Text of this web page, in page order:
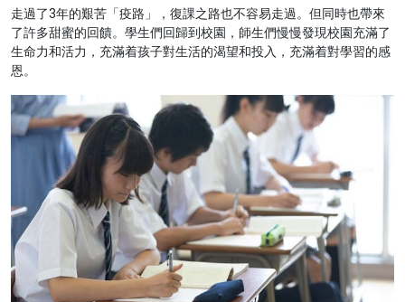
走過了3年的艱苦「疫路」，復課之路也不容易走過。但同時也帶來
了許多甜蜜的回饋。學生們回歸到校園，師生們慢慢發現校園充滿了
生命力和活力，充滿着孩子對生活的渴望和投入，充滿着對學習的感
恩。